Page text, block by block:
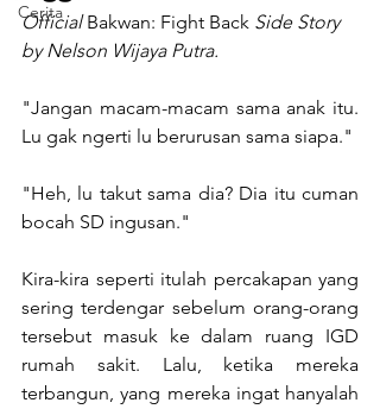
Cerita
Official Bakwan: Fight Back Side Story
by Nelson Wijaya Putra.
"Jangan macam-macam sama anak itu.
Lu gak ngerti lu berurusan sama siapa."
"Heh, lu takut sama dia? Dia itu cuman
bocah SD ingusan."
Kira-kira seperti itulah percakapan yang
sering terdengar sebelum orang-orang
tersebut masuk ke dalam ruang IGD
rumah sakit. Lalu, ketika mereka
terbangun, yang mereka ingat hanyalah